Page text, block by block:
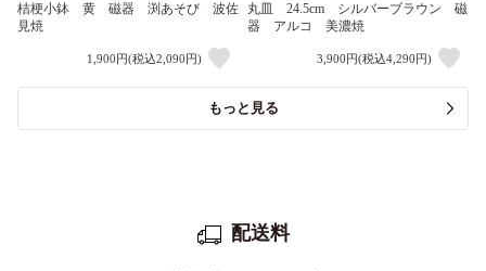
桔梗小鉢 黄 磁器 渕あそび 波佐
見焼
1,900円(税込2,090円)
丸皿 24.5cm シルバーブラウン 磁
器 アルコ 美濃焼
3,900円(税込4,290円)
もっと見る
配送料